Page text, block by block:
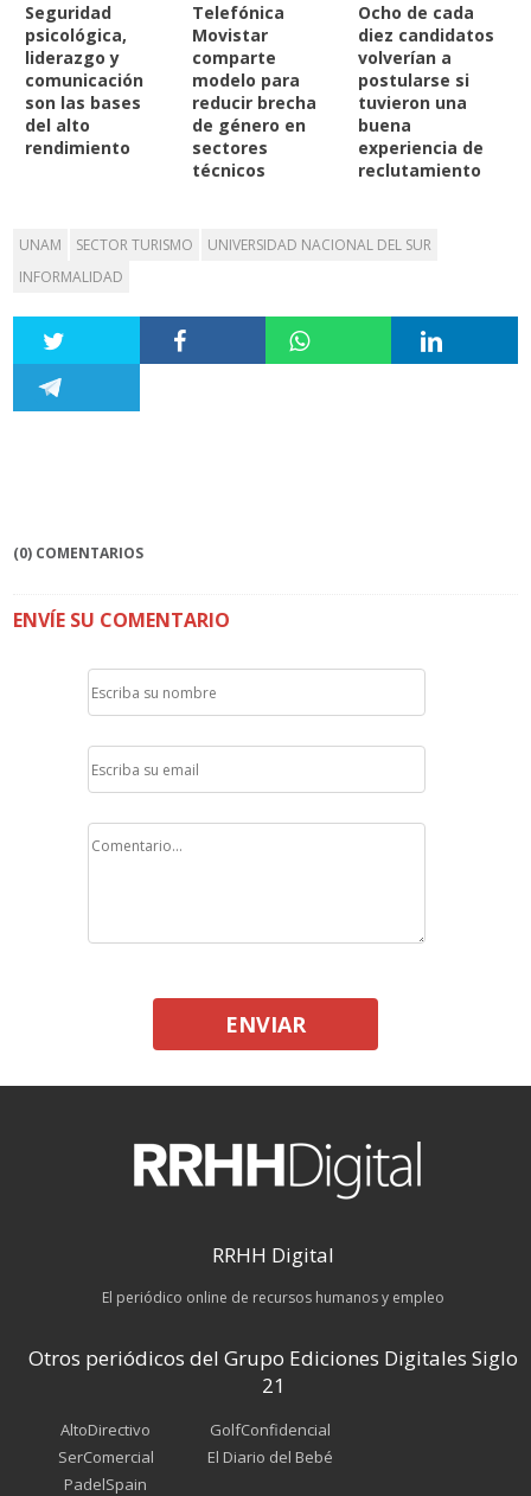
Seguridad
psicológica,
liderazgo y
comunicación
son las bases
del alto
rendimiento
Telefónica
Movistar
comparte
modelo para
reducir brecha
de género en
sectores
técnicos
Ocho de cada
diez candidatos
volverían a
postularse si
tuvieron una
buena
experiencia de
reclutamiento
UNAM SECTOR TURISMO
UNIVERSIDAD NACIONAL DEL SUR
INFORMALIDAD
(0) COMENTARIOS
ENVÍE SU COMENTARIO
ENVIAR
RRHH Digital
El periódico online de recursos humanos y empleo
Otros periódicos del Grupo Ediciones Digitales Siglo
21
AltoDirectivo
SerComercial
PadelSpain
GolfConfidencial
El Diario del Bebé